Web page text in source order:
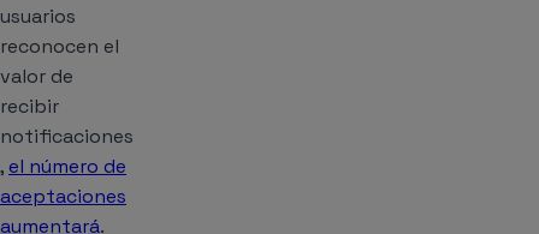
usuarios
reconocen el
valor de
recibir
notificaciones
, el número de
aceptaciones
aumentará.